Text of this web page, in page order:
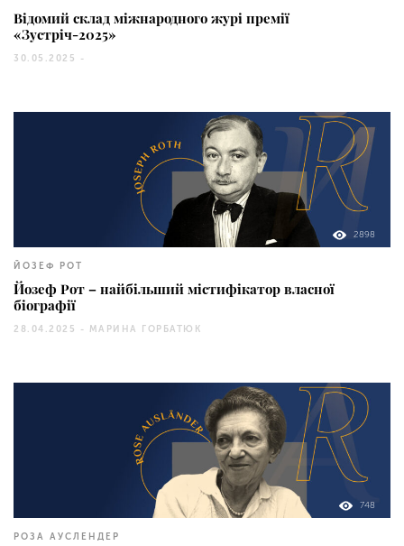
Відомий склад міжнародного журі премії
«Зустріч-2025»
30.05.2025 -
2898
ЙОЗЕФ РОТ
Йозеф Рот – найбільший містифікатор власної
біографії
28.04.2025 - МАРИНА ГОРБАТЮК
748
РОЗА АУСЛЕНДЕР